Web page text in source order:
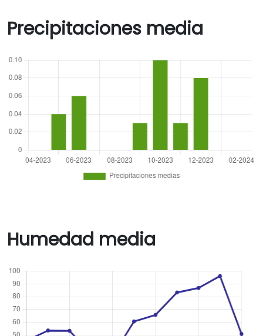
Precipitaciones media
Humedad media